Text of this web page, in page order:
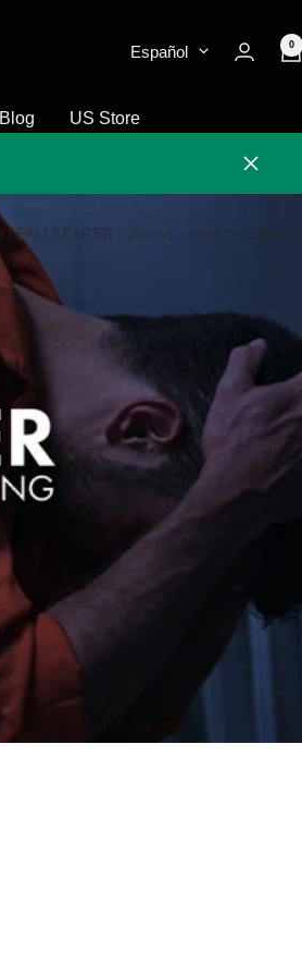
Español 0
Blog US Store
Cerrar
PALLBEARER - ¡Nuevo vídeo de estreno!